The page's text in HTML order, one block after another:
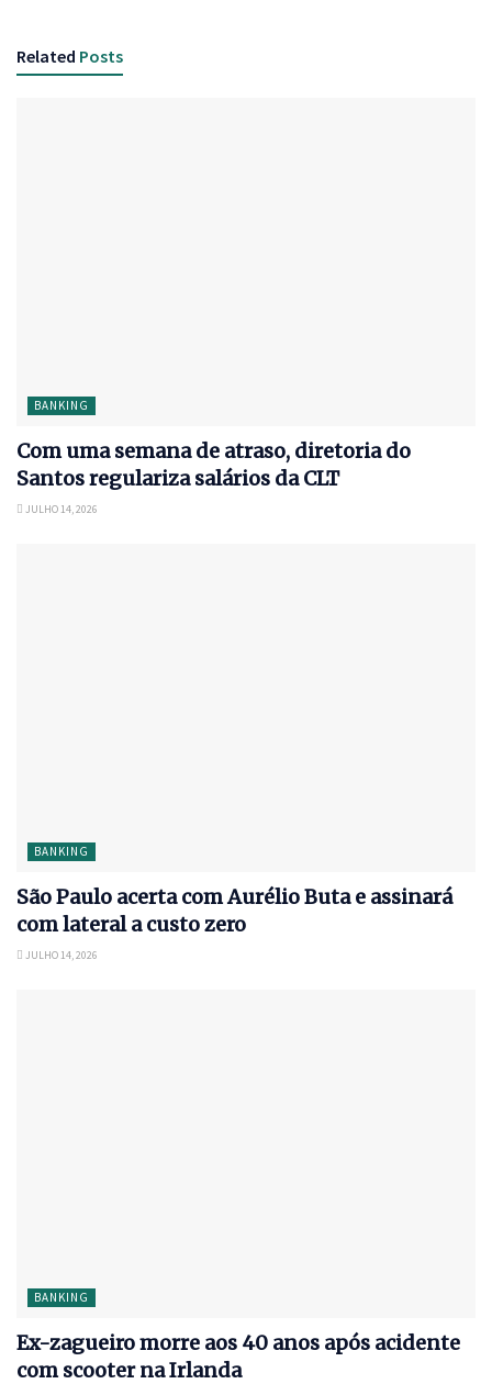
Related Posts
BANKING
Com uma semana de atraso, diretoria do
Santos regulariza salários da CLT
JULHO 14, 2026
BANKING
São Paulo acerta com Aurélio Buta e assinará
com lateral a custo zero
JULHO 14, 2026
BANKING
Ex-zagueiro morre aos 40 anos após acidente
com scooter na Irlanda